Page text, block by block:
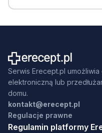
Serwis Erecept.pl
elektroniczną lub
domu.
kontakt@erecept.pl
Regulacje prawne
Regulamin platformy